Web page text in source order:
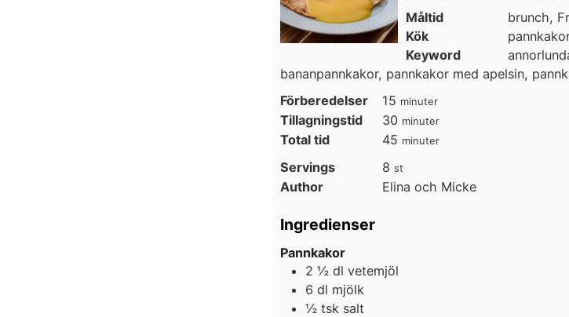
Måltid
brunch,
Kök
Keyword
bananpannkakor, pannkakor med apelsin,
Förberedelser
15 minuter
minuter
Tillagningstid 30 minuter
minuter
Total tid 45 minuter
minuter
Servings 8 st
Author Elina och Micke
Ingredienser
Pannkakor
2 ½ dl vetemjöl
6 dl mjölk
½ tsk salt